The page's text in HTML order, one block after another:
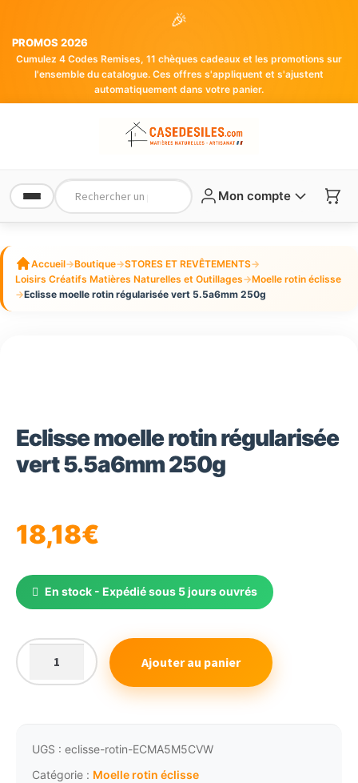
🎉
PROMOS 2026
Cumulez 4 Codes Remises, 11 chèques cadeaux et les promotions sur
l'ensemble du catalogue. Ces offres s'appliquent et s'ajustent
automatiquement dans votre panier.
Mon compte
Accueil→Boutique→STORES ET REVÊTEMENTS→
Loisirs Créatifs Matières Naturelles et Outillages→Moelle rotin éclisse
→Eclisse moelle rotin régularisée vert 5.5a6mm 250g
Eclisse moelle rotin régularisée
vert 5.5a6mm 250g
18,18€
En stock - Expédié sous 5 jours ouvrés
quantité
de
rotin
régularisée
Ajouter au panier
UGS : eclisse-rotin-ECMA5M5CVW
Catégorie : Moelle rotin éclisse